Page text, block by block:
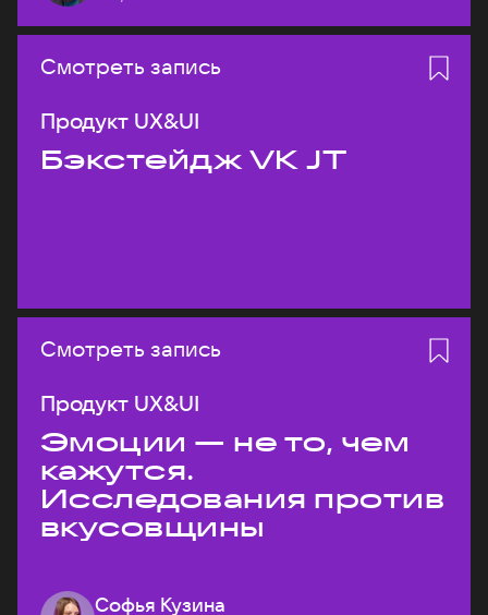
Смотреть запись
Продукт UX&UI
Бэкстейдж VK JT
Смотреть запись
Продукт UX&UI
Эмоции — не то, чем
кажутся.
Исследования против
вкусовщины
Софья Кузина